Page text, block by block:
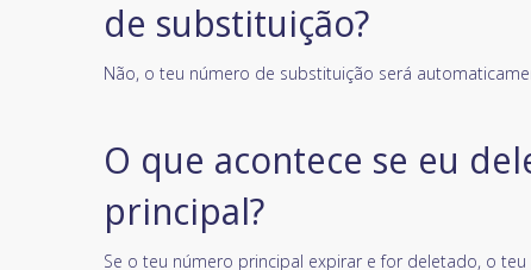
de substituição?
Não, o teu número de substituição será
O que acontece se eu
principal?
Se o teu número principal expirar e for deletado, o